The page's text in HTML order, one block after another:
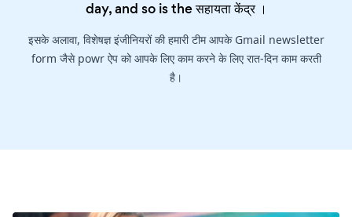
day, and so is theसहायता केंद्र।
इसके अलावा, विशेषज्ञ इंजीनियरों की हमारी टीम आपके Gmail newsletter
form जैसे powr ऐप को आपके लिए काम करने के लिए रात-दिन काम करती
है।